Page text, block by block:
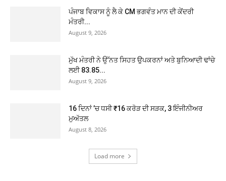
ਪੰਜਾਬ ਵਿਕਾਸ ਨੂੰ ਲੈ ਕੇ CM ਭਗਵੰਤ ਮਾਨ ਦੀ ਕੇਂਦਰੀ
ਮੰਤਰੀ...
August 9, 2026
ਮੁੱਖ ਮੰਤਰੀ ਨੇ ਉੱਨਤ ਸਿਹਤ ਉਪਕਰਨਾਂ ਅਤੇ ਬੁਨਿਆਦੀ ਢਾਂਚੇ
ਲਈ 83.85...
August 9, 2026
16 ਦਿਨਾਂ ’ਚ ਧਸੀ ₹16 ਕਰੋੜ ਦੀ ਸੜਕ, 3 ਇੰਜੀਨੀਅਰ
ਮੁਅੱਤਲ
August 8, 2026
Load more